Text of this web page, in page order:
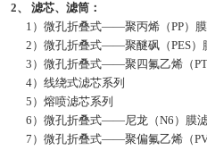
2、 滤芯、滤筒：
1） 微孔折叠式——聚丙烯（PP）膜
2） 微孔折叠式——聚醚砜（PES）
3） 微孔折叠式——聚四氟乙烯（
4） 线绕式滤芯系列
5） 熔喷滤芯系列
6） 微孔折叠式——尼龙（N6）膜滤
7） 微孔折叠式——聚偏氟乙烯（